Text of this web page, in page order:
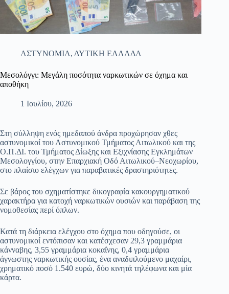
ΑΣΤΥΝΟΜΙΑ, ΔΥΤΙΚΗ ΕΛΛΑΔΑ
Μεσολόγγι: Μεγάλη ποσότητα ναρκωτικών σε όχημα και
αποθήκη
1 Ιουλίου, 2026
Στη σύλληψη ενός ημεδαπού άνδρα προχώρησαν χθες
αστυνομικοί του Αστυνομικού Τμήματος Αιτωλικού και της
Ο.Π.ΔΙ. του Τμήματος Δίωξης και Εξιχνίασης Εγκλημάτων
Μεσολογγίου, στην Επαρχιακή Οδό Αιτωλικού–Νεοχωρίου,
στο πλαίσιο ελέγχων για παραβατικές δραστηριότητες.
Σε βάρος του σχηματίστηκε δικογραφία κακουργηματικού
χαρακτήρα για κατοχή ναρκωτικών ουσιών και παράβαση της
νομοθεσίας περί όπλων.
Κατά τη διάρκεια ελέγχου στο όχημα που οδηγούσε, οι
αστυνομικοί εντόπισαν και κατέσχεσαν 29,3 γραμμάρια
κάνναβης, 3,55 γραμμάρια κοκαΐνης, 0,4 γραμμάρια
άγνωστης ναρκωτικής ουσίας, ένα αναδιπλούμενο μαχαίρι,
χρηματικό ποσό 1.540 ευρώ, δύο κινητά τηλέφωνα και μία
κάρτα.